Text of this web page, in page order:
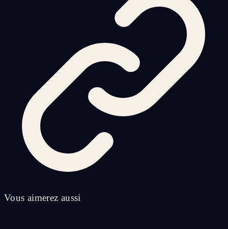
Vous aimerez aussi